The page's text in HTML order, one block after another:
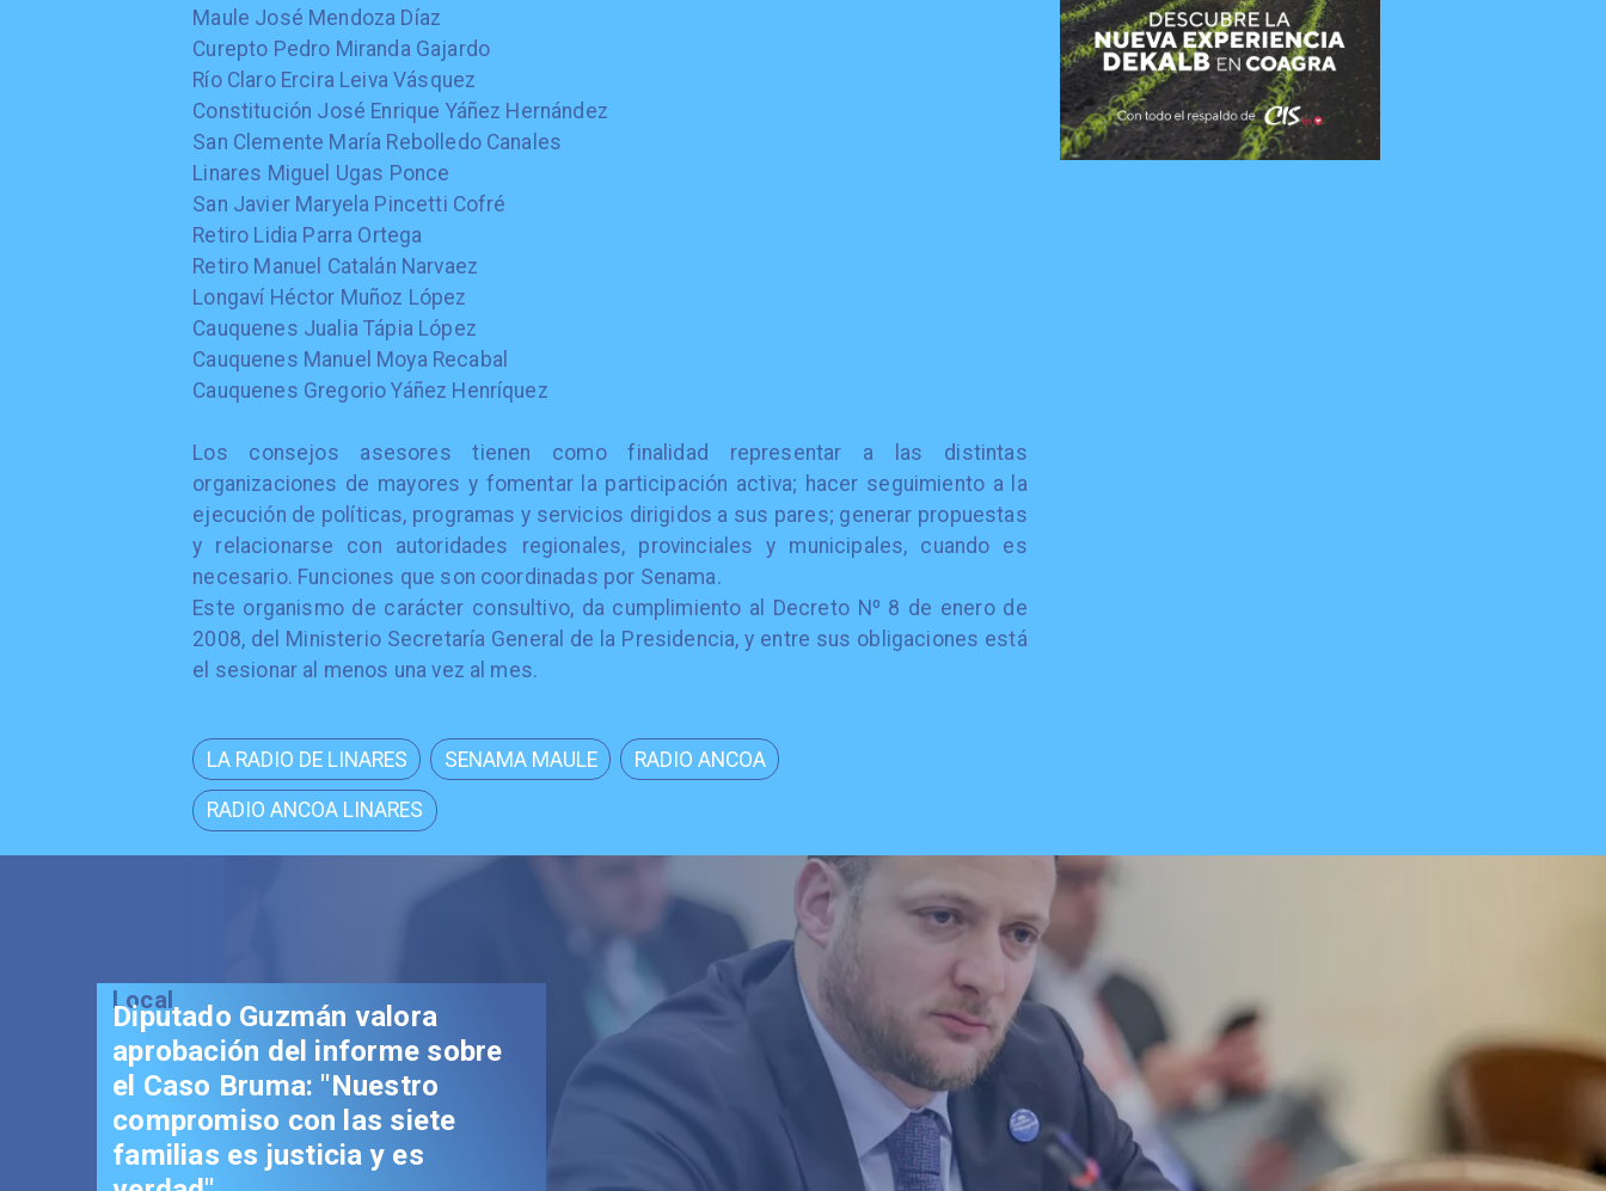
Maule José Mendoza Díaz
Curepto Pedro Miranda Gajardo
Río Claro Ercira Leiva Vásquez
Constitución José Enrique Yáñez Hernández
San Clemente María Rebolledo Canales
Linares Miguel Ugas Ponce
San Javier Maryela Pincetti Cofré
Retiro Lidia Parra Ortega
Retiro Manuel Catalán Narvaez
Longaví Héctor Muñoz López
Cauquenes Jualia Tápia López
Cauquenes Manuel Moya Recabal
Cauquenes Gregorio Yáñez Henríquez
Los consejos asesores tienen como finalidad representar a las distintas
organizaciones de mayores y fomentar la participación activa; hacer seguimiento a la
ejecución de políticas, programas y servicios dirigidos a sus pares; generar propuestas
y relacionarse con autoridades regionales, provinciales y municipales, cuando es
necesario. Funciones que son coordinadas por Senama.
Este organismo de carácter consultivo, da cumplimiento al Decreto Nº 8 de enero de
2008, del Ministerio Secretaría General de la Presidencia, y entre sus obligaciones está
el sesionar al menos una vez al mes.
LA RADIO DE LINARES SENAMA MAULE RADIO ANCOA
RADIO ANCOA LINARES
Local
Senador Vial celebra
aprobación del proyecto de
Reconstrucción: "Es un hito
trascendental en beneficio de
los chilenos"